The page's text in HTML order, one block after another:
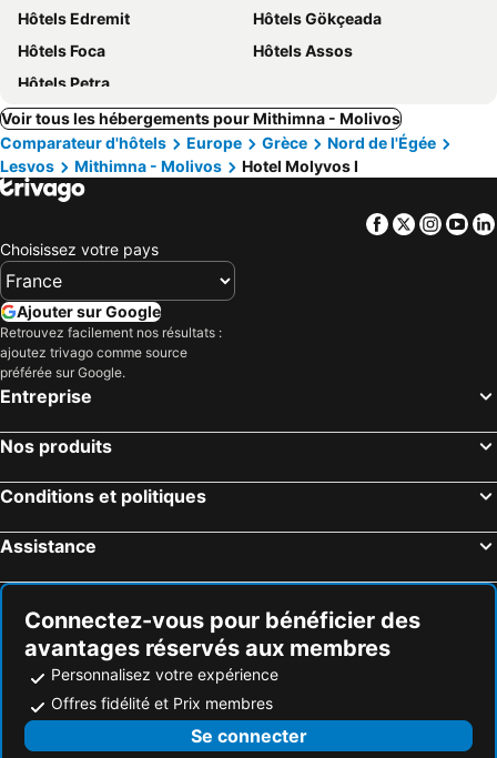
Hôtels Edremit
Hôtels Gökçeada
Hôtels Foca
Hôtels Assos
Hôtels Petra
Voir tous les hébergements pour Mithimna - Molivos
Comparateur d'hôtels
Europe Grèce
Nord de l'Égée
Lesvos
Mithimna - Molivos Hotel Molyvos I
Facebook
Twitter
Choisissez votre pays
Ajouter sur Google
Retrouvez facilement nos résultats :
ajoutez trivago comme source
préférée sur Google.
Entreprise
Nos produits
Conditions et politiques
Assistance
Connectez-vous pour bénéficier des
avantages réservés aux membres
Personnalisez votre expérience
Offres fidélité et Prix membres
Se connecter